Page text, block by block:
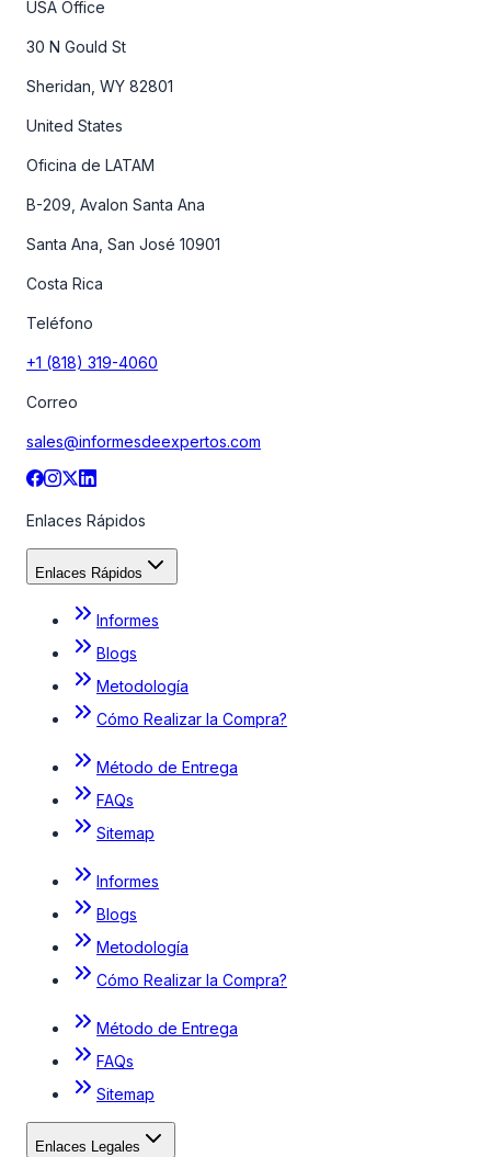
USA Office
30 N Gould St
Sheridan, WY 82801
United States
Oficina de LATAM
B-209, Avalon Santa Ana
Santa Ana, San José 10901
Costa Rica
Teléfono
+1 (818) 319-4060
Correo
sales@informesdeexpertos.com
Enlaces Rápidos
Enlaces Rápidos
Informes
Blogs
Metodología
Cómo Realizar la Compra?
Método de Entrega
FAQs
Sitemap
Informes
Blogs
Metodología
Cómo Realizar la Compra?
Método de Entrega
FAQs
Sitemap
Enlaces Legales